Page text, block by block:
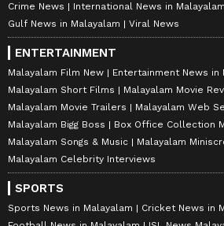
Crime News
International News in Malayalam
Gulf News in Malayalam
Viral News
ENTERTAINMENT
Malayalam Film New
Entertainment News in
Malayalam Short Films
Malayalam Movie
Malayalam Movie Trailers
Malayalam Web
Malayalam Bigg Boss
Box Office Collection
Malayalam Songs & Music
Malayalam
Malayalam Celebrity Interviews
SPORTS
Sports News in Malayalam
Cricket News in